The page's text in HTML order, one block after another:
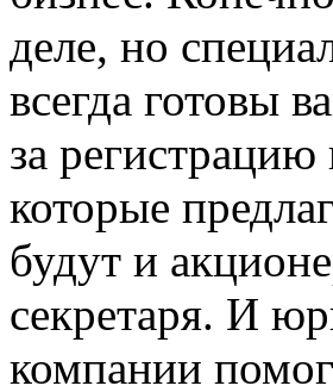
деле, но
всегда готовы
за
которые
будут и
секретаря. И
компании